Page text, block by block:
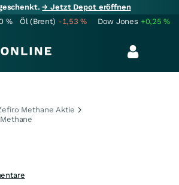
→ Jetzt Depot eröffnen
% Öl (Brent) -1,53% Dow Jones +0,25%
Methane Aktie